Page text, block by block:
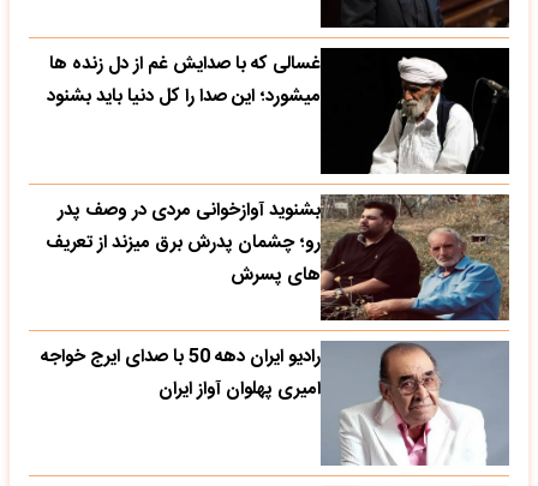
غسالی که با صدایش غم از دل زنده ها
میشورد؛ این صدا را کل دنیا باید بشنود
بشنوید آوازخوانی مردی در وصف پدر
رو؛ چشمان پدرش برق میزند از تعریف
های پسرش
رادیو ایران دهه 50 با صدای ایرج خواجه
امیری پهلوان آواز ایران